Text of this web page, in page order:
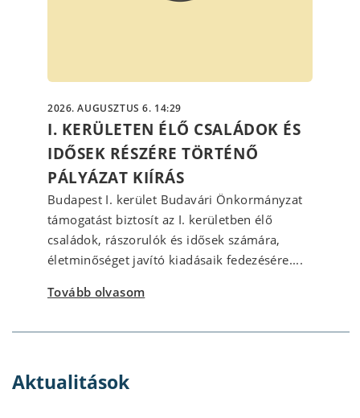
2026. AUGUSZTUS 6. 14:29
I. KERÜLETEN ÉLŐ CSALÁDOK ÉS
IDŐSEK RÉSZÉRE TÖRTÉNŐ
PÁLYÁZAT KIÍRÁS
Budapest I. kerület Budavári Önkormányzat
támogatást biztosít az I. kerületben élő
családok, rászorulók és idősek számára,
életminőséget javító kiadásaik fedezésére....
Tovább olvasom
Aktualitások